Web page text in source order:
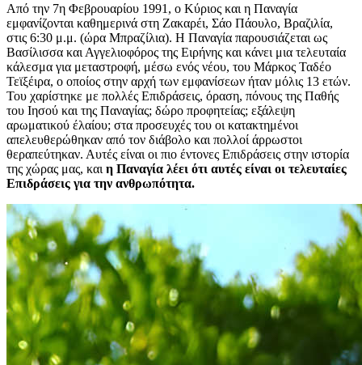
Από την 7η Φεβρουαρίου 1991, ο Κύριος και η Παναγία
εμφανίζονται καθημερινά στη Ζακαρέι, Σάο Πάουλο, Βραζιλία,
στις 6:30 μ.μ. (ώρα Μπραζίλια). Η Παναγία παρουσιάζεται ως
Βασίλισσα και Αγγελιοφόρος της Ειρήνης και κάνει μια τελευταία
κάλεσμα για μεταστροφή, μέσω ενός νέου, του Μάρκος Ταδέο
Τεϊξέιρα, ο οποίος στην αρχή των εμφανίσεων ήταν μόλις 13 ετών.
Του χαρίστηκε με πολλές Επιδράσεις, όραση, πόνους της Παθής
του Ιησού και της Παναγίας; δώρο προφητείας; εξάλεψη
αρωματικού έλαίου; στα προσευχές του οι κατακτημένοι
απελευθερώθηκαν από τον διάβολο και πολλοί άρρωστοι
θεραπεύτηκαν. Αυτές είναι οι πιο έντονες Επιδράσεις στην ιστορία
της χώρας μας, και η Παναγία λέει ότι αυτές είναι οι τελευταίες
Επιδράσεις για την ανθρωπότητα.